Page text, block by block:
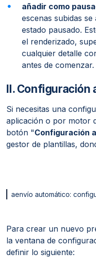
añadir como
escenas subidas
estado pausado.
el renderizado,
cualquier detalle
antes de comenzar.
II. Configuración
Si necesitas una
aplicación o por motor
botón "Configuración
gestor de plantillas,
aenvío automático:
Para crear un nuevo
la ventana de
definir lo siguiente: